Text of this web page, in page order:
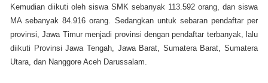
Kemudian diikuti oleh siswa SMK sebanyak 113.592 orang, dan siswa
MA sebanyak 84.916 orang. Sedangkan untuk sebaran pendaftar per
provinsi, Jawa Timur menjadi provinsi dengan pendaftar terbanyak, lalu
diikuti Provinsi Jawa Tengah, Jawa Barat, Sumatera Barat, Sumatera
Utara, dan Nanggore Aceh Darussalam.